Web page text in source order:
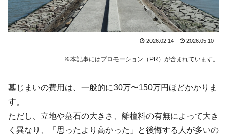
2026.02.14 2026.05.10
※本記事にはプロモーション（PR）が含まれています。
墓じまいの費用は、一般的に30万〜150万円ほどかかりま
す。
ただし、立地や墓石の大きさ、離檀料の有無によって大き
く異なり、「思ったより高かった」と後悔する人が多いの